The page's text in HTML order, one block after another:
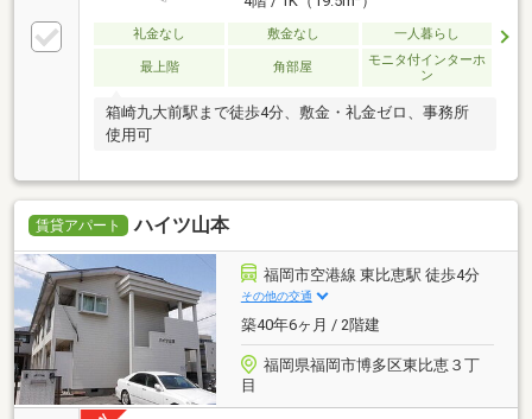
礼金なし 敷金なし 一人暮らし
最上階 角部屋
モニタ付インターホ
ン
箱崎九大前駅まで徒歩4分、敷金・礼金ゼロ、事務所
使用可
賃貸アパート ハイツ山本
福岡市空港線 東比恵駅 徒歩4分
その他の交通
築40年6ヶ月 / 2階建
福岡県福岡市博多区東比恵３丁
目